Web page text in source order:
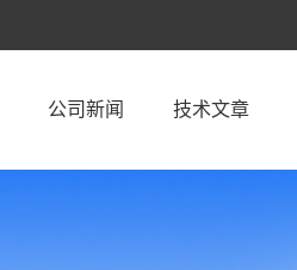
公司新闻 技术文章